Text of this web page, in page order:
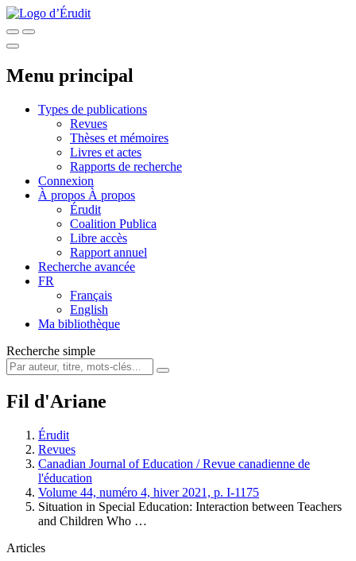
Menu principal
Types de publications
Revues
Thèses et mémoires
Livres et actes
Rapports de recherche
Connexion
À propos À propos
Érudit
Coalition Publica
Libre accès
Rapport annuel
Recherche avancée
FR
Français
English
Ma bibliothèque
Recherche simple
Fil d'Ariane
Érudit
Revues
Canadian Journal of Education / Revue canadienne de
l'éducation
Volume 44, numéro 4, hiver 2021, p. I-1175
Situation in Special Education: Interaction between Teachers
and Children Who …
Articles